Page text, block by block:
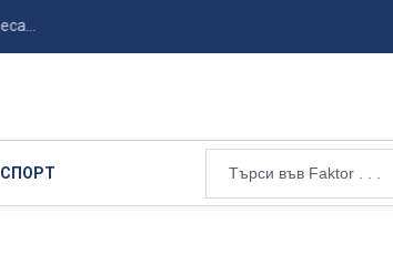
Хърватия отказа визи на руски гимнастички и
СПОРТ